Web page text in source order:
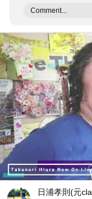
Comment...
日浦孝則(元